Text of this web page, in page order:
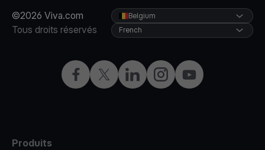
©2026 Viva.com
Tous droits réservés
Facebook
X LinkedInInstagramYouTube
Belgium
French
Produits